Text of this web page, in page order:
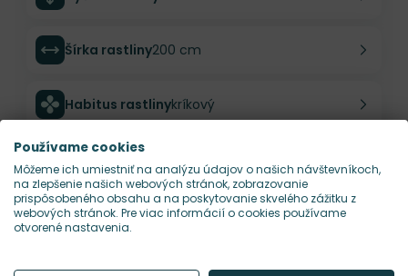
Šírka rastliny200 cm
Habitus rastlinykríkový
Nároky na slnkoS, P
Používame cookies
Môžeme ich umiestniť na analýzu údajov o našich návštevníkoch,
na zlepšenie našich webových stránok, zobrazovanie
prispôsobeného obsahu a na poskytovanie skvelého zážitku z
webových stránok. Pre viac informácií o cookies používame
otvorené nastavenia.